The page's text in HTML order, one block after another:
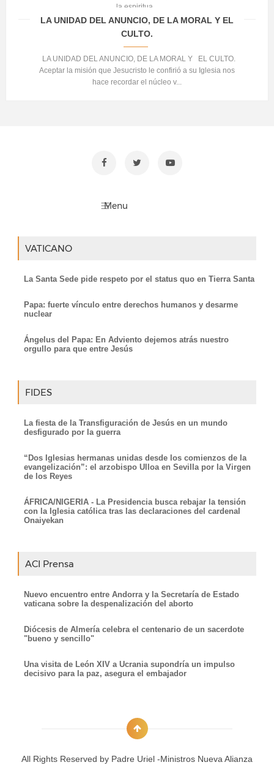
la espiritua...
LA UNIDAD DEL ANUNCIO, DE LA MORAL Y EL
CULTO.
LA UNIDAD DEL ANUNCIO, DE LA MORAL Y EL CULTO.
Aceptar la misión que Jesucristo le confirió a su Iglesia nos
hace recordar el núcleo v...
VATICANO
La Santa Sede pide respeto por el status quo en Tierra Santa
Papa: fuerte vínculo entre derechos humanos y desarme
nuclear
Ángelus del Papa: En Adviento dejemos atrás nuestro
orgullo para que entre Jesús
FIDES
La fiesta de la Transfiguración de Jesús en un mundo
desfigurado por la guerra
“Dos Iglesias hermanas unidas desde los comienzos de la
evangelización”: el arzobispo Ulloa en Sevilla por la Virgen
de los Reyes
ÁFRICA/NIGERIA - La Presidencia busca rebajar la tensión
con la Iglesia católica tras las declaraciones del cardenal
Onaiyekan
ACI Prensa
Nuevo encuentro entre Andorra y la Secretaría de Estado
vaticana sobre la despenalización del aborto
Diócesis de Almería celebra el centenario de un sacerdote
"bueno y sencillo"
Una visita de León XIV a Ucrania supondría un impulso
decisivo para la paz, asegura el embajador
All Rights Reserved by Padre Uriel -Ministros Nueva Alianza